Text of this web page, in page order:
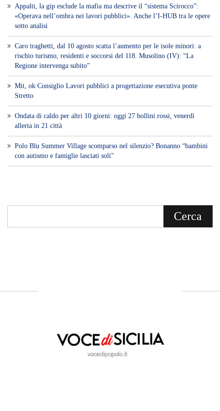
Appalti, la gip esclude la mafia ma descrive il “sistema Scirocco”:
«Operava nell’ombra nei lavori pubblici». Anche l’I-HUB tra le opere
sotto analisi
Caro traghetti, dal 10 agosto scatta l’aumento per le isole minori: a
rischio turismo, residenti e soccorsi del 118. Musolino (IV): “La
Regione intervenga subito”
Mit, ok Consiglio Lavori pubblici a progettazione esecutiva ponte
Stretto
Ondata di caldo per altri 10 giorni: oggi 27 bollini rossi, venerdì
allerta in 21 città
Polo Blu Summer Village scomparso nel silenzio? Bonanno “bambini
con autismo e famiglie lasciati soli”